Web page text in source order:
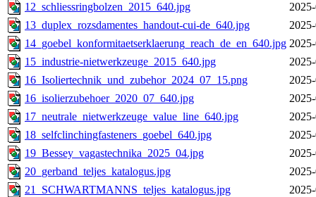
12_schliessringbolzen_2015_640.jpg
13_duplex_rozsdamentes_handout-cui-de_640.jpg
14_goebel_konformitaetserklaerung_reach_de_en_640.jpg
15_industrie-nietwerkzeuge_2015_640.jpg
16_Isoliertechnik_und_zubehor_2024_07_15.png
16_isolierzubehoer_2020_07_640.jpg
17_neutrale_nietwerkzeuge_value_line_640.jpg
18_selfclinchingfasteners_goebel_640.jpg
19_Bessey_vagastechnika_2025_04.jpg
20_gerband_teljes_katalogus.jpg
21_SCHWARTMANNS_teljes_katalogus.jpg